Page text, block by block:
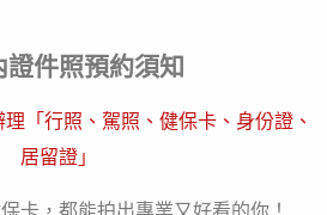
證件照預約須知
「行照、駕照、健保卡、身份證、
居留證」